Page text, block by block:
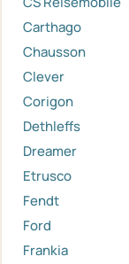
Carthago
Chausson
Clever
Corigon
Dethleffs
Dreamer
Etrusco
Fendt
Ford
Frankia